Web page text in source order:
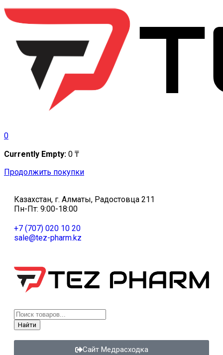
0
Currently Empty: 0 ₸
Продолжить покупки
Казахстан, г. Алматы, Радостовца 211
Пн-Пт: 9:00-18:00
+7 (707) 020 10 20
sale@tez-pharm.kz
Найти
Сайт Медрасходка